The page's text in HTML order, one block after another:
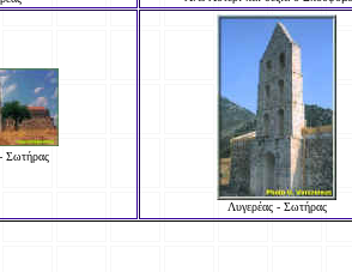
Σωτήρας
Λυγερέας - Σωτήρας